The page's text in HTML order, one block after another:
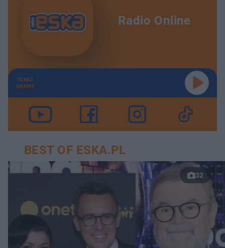
Radio Online
TERAZ
GRAMY
BEST OF ESKA.PL
32